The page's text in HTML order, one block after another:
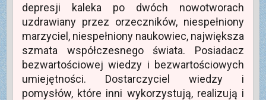
depresji kaleka po dwóch nowotworach
uzdrawiany przez orzeczników, niespełniony
marzyciel, niespełniony naukowiec, największa
szmata współczesnego świata. Posiadacz
bezwartościowej wiedzy i bezwartościowych
umiejętności. Dostarczyciel wiedzy i
pomysłów, które inni wykorzystują, realizują i